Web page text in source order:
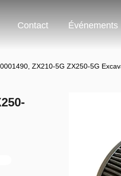
Contact Événements
ZX210-5G ZX250-5G